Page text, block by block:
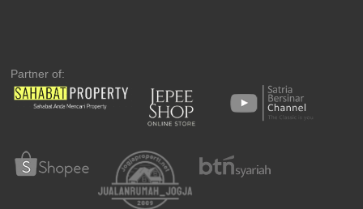
Partner of: